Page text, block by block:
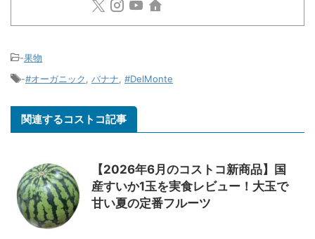
-果物
-#オーガニック, バナナ, #DelMonte
関連するコストコ記事
【2026年6月のコストコ新商品】国
産すいか1玉を実食レビュー！大玉で
甘い夏の定番フルーツ